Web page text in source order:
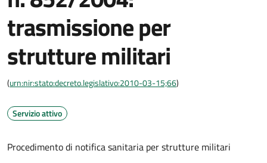
trasmissione per
strutture militari
(urn:nir:stato:decreto.legislativo:2010-03-15;66)
Servizio attivo
Procedimento di notifica sanitaria per strutture militari